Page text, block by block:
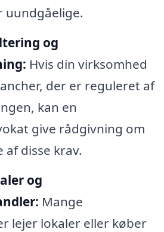
uundgåelige.
og
Hvis din virksomhed
der er reguleret af
kan en
give rådgivning om
af disse krav.
og
Mange
lejer lokaler eller køber